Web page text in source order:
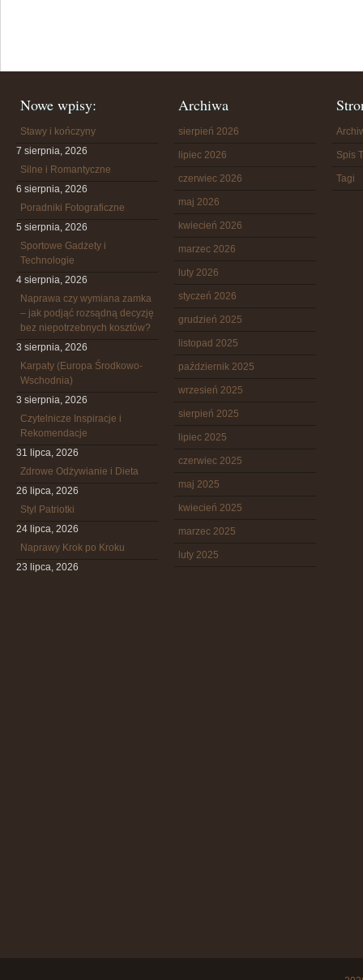
Nowe wpisy:
Stawy i kończyny
7 sierpnia, 2026
Silne i Romantyczne
6 sierpnia, 2026
Poradniki Fotograficzne
5 sierpnia, 2026
Sportowe Gadżety i
Technologie
4 sierpnia, 2026
Naprawa czy wymiana zamka
– jak podjąć rozsądną decyzję
bez niepotrzebnych kosztów?
3 sierpnia, 2026
Karpaty (Europa Środkowo-
Wschodnia)
3 sierpnia, 2026
Czytelnicze Inspiracje i
Rekomendacje
31 lipca, 2026
Zdrowe Odżywianie i Dieta
26 lipca, 2026
Styl Patriotki
24 lipca, 2026
Naprawy Krok po Kroku
23 lipca, 2026
Archiwa
sierpień 2026
lipiec 2026
czerwiec 2026
maj 2026
kwiecień 2026
marzec 2026
luty 2026
styczeń 2026
grudzień 2025
listopad 2025
październik 2025
wrzesień 2025
sierpień 2025
lipiec 2025
czerwiec 2025
maj 2025
kwiecień 2025
marzec 2025
luty 2025
Spis
Tagi